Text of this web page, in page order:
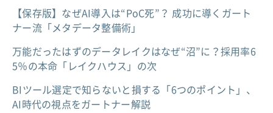
【保存版】なぜAI導入は“PoC死”？ 成功に導くガート
ナー流「メタデータ整備術」
万能だったはずのデータレイクはなぜ“沼”に？採用率6
5％の本命「レイクハウス」の次
BIツール選定で知らないと損する「6つのポイント」、
AI時代の視点をガートナー解説